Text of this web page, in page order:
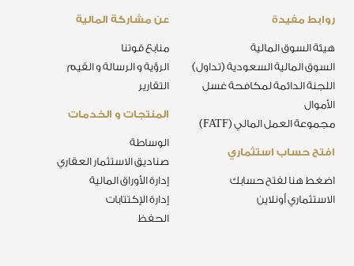
المنتجات و الخدمات
الوساطة
صناديق الاستثمار العقاري
إدارة الأوراق المالية
إدارة الإكتتابات
الحفظ
عن مشاركة المالية
منابع قوتنا
الرؤية و الرسالة و القيم
التقارير
افتح حساب استثماري
اضغط هنا لفتح حسابك
الاستثماري أونلاين
روابط مفيدة
هيئة السوق المالية
السوق المالية السعودية (تداول)
اللجنة الدائمة لمكافحة غسل
الأموال
مجموعة العمل المالي (FATF)